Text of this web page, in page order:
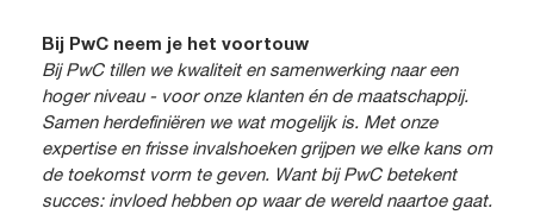
Bij PwC neem je het voortouw
Bij PwC tillen we kwaliteit en samenwerking naar een
hoger niveau - voor onze klanten én de maatschappij.
Samen herdefiniëren we wat mogelijk is. Met onze
expertise en frisse invalshoeken grijpen we elke kans om
de toekomst vorm te geven. Want bij PwC betekent
succes: invloed hebben op waar de wereld naartoe gaat.